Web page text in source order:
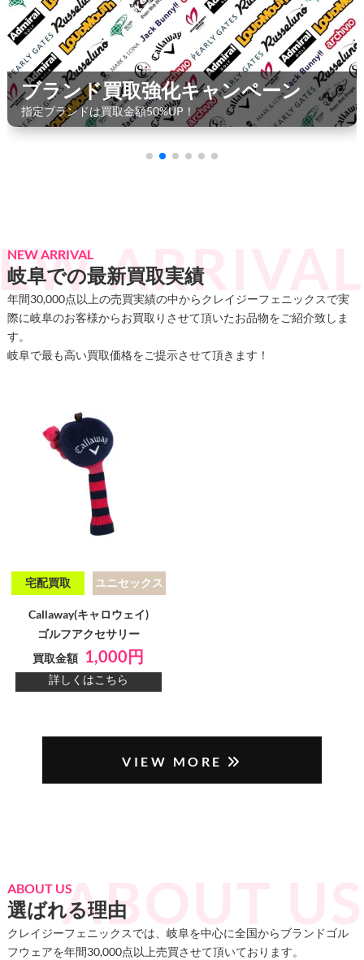
大量買取キャンペーン
買取金額500円以上の商品点数に応じて最大30%UP
NEW ARRIVAL
岐阜での最新買取実績
年間30,000点以上の売買実績の中からクレイジーフェニックスで実
際に岐阜のお客様からお買取りさせて頂いたお品物をご紹介致しま
す。
岐阜で最も高い買取価格をご提示させて頂きます！
宅配買取 ユニセックス
Callaway(キャロウェイ)
ゴルフアクセサリー
買取金額 1,000円
詳しくはこちら
VIEW MORE
ABOUT US
選ばれる理由
クレイジーフェニックスでは、岐阜を中心に全国からブランドゴル
フウェアを年間30,000点以上売買させて頂いております。